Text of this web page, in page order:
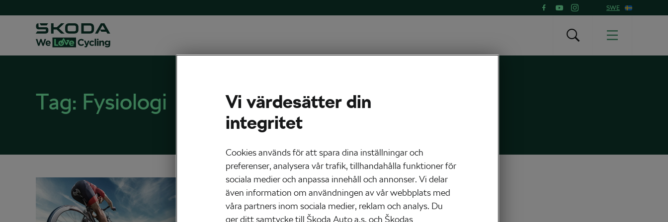
SWE
Tag: Fysiologi
Vilka muskler används i ett pedaltramp?
25 november, 2017 kl.09:47
Vi värdesätter din
integritet
Cookies används för att spara dina inställningar och
preferenser, analysera vår trafik, tillhandahålla funktioner för
sociala medier och anpassa innehåll och annonser. Vi delar
även information om användningen av vår webbplats med
våra partners inom sociala medier, reklam och analys. Du
ger ditt samtycke till Škoda Auto a.s. och Škodas